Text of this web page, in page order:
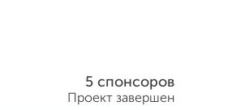
5 спонсоров
Проект завершен